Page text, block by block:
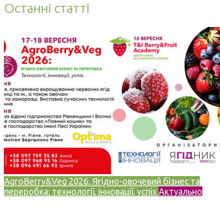
Останні статті
AgroBerry&Veg 2026. Ягідно-овочевий бізнес та
переробка: технології, інновації, успіх Актуально